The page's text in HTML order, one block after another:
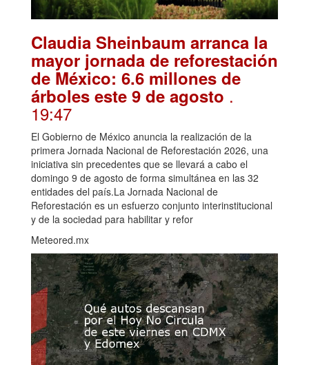
Claudia Sheinbaum arranca la
mayor jornada de reforestación
de México: 6.6 millones de
árboles este 9 de agosto .
19:47
El Gobierno de México anuncia la realización de la
primera Jornada Nacional de Reforestación 2026, una
iniciativa sin precedentes que se llevará a cabo el
domingo 9 de agosto de forma simultánea en las 32
entidades del país.La Jornada Nacional de
Reforestación es un esfuerzo conjunto interinstitucional
y de la sociedad para habilitar y refor
Meteored.mx